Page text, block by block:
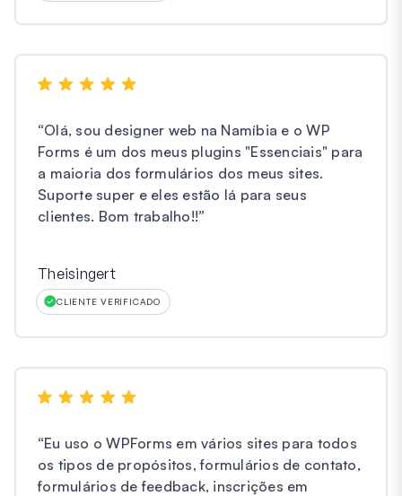
“Olá, sou designer web na Namíbia e o WP
Forms é um dos meus plugins "Essenciais" para
a maioria dos formulários dos meus sites.
Suporte super e eles estão lá para seus
clientes. Bom trabalho!!”
Theisingert
CLIENTE VERIFICADO
“Eu uso o WPForms em vários sites para todos
os tipos de propósitos, formulários de contato,
formulários de feedback, inscrições em